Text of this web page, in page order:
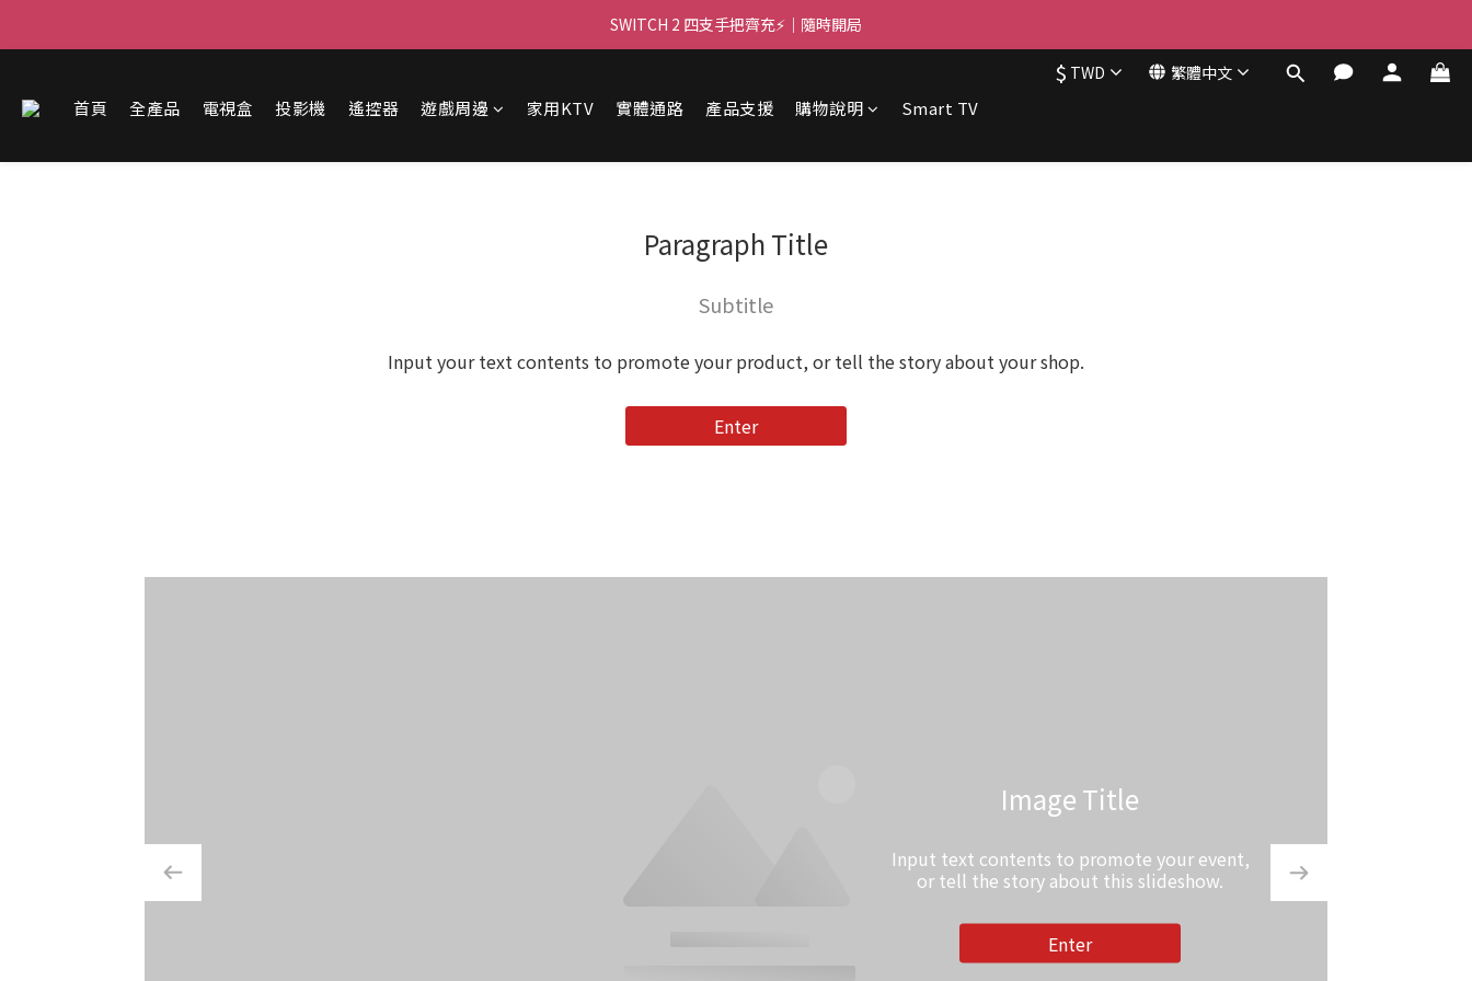
🌌 高亮大畫面 🏃 ｜PJ400 投影機等你！
SWITCH 2 四支手把齊充⚡｜隨時開局
$ TWD 繁體中文
首頁 全產品 電視盒 投影機 遙控器 遊戲周邊 家用KTV 實體通路 產品支援 購物說明 Smart TV
Paragraph Title
Subtitle
Input your text contents to promote your product, or tell the story about your shop.
Enter
Image Title
Input text contents to promote your event,
or tell the story about this slideshow.
Enter